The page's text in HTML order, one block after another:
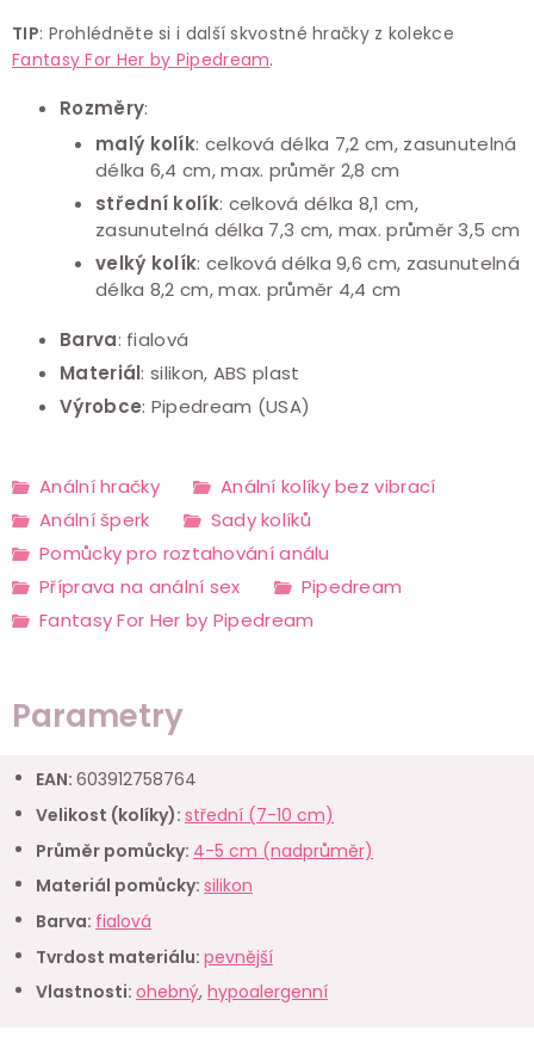
TIP: Prohlédněte si i další skvostné hračky z kolekce
Fantasy For Her by Pipedream.
Rozměry:
malý kolík: celková délka 7,2 cm, zasunutelná
délka 6,4 cm, max. průměr 2,8 cm
střední kolík: celková délka 8,1 cm,
zasunutelná délka 7,3 cm, max. průměr 3,5 cm
velký kolík: celková délka 9,6 cm, zasunutelná
délka 8,2 cm, max. průměr 4,4 cm
Barva: fialová
Materiál: silikon, ABS plast
Výrobce: Pipedream (USA)
Anální hračky
Anální kolíky bez vibrací
Anální šperk
Sady kolíků
Pomůcky pro roztahování análu
Příprava na anální sex
Pipedream
Fantasy For Her by Pipedream
Parametry
EAN: 603912758764
Velikost (kolíky): střední (7-10 cm)
Průměr pomůcky: 4-5 cm (nadprůměr)
Materiál pomůcky: silikon
Barva: fialová
Tvrdost materiálu: pevnější
Vlastnosti: ohebný, hypoalergenní